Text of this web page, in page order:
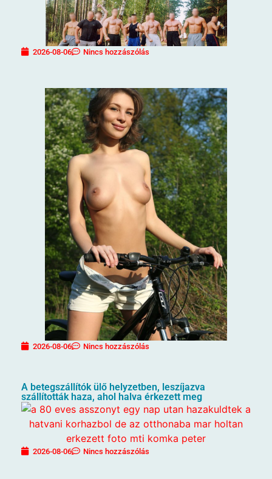
2026-08-06 Nincs hozzászólás
2026-08-06 Nincs hozzászólás
A betegszállítók ülő helyzetben, leszíjazva
szállították haza, ahol halva érkezett meg
2026-08-06 Nincs hozzászólás